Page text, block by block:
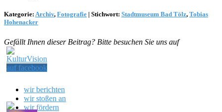
Kategorie: Archiv, Fotografie | Stichwort: Stadtmuseum Bad Tölz, Tobias
Hohenacker
Gefällt Ihnen dieser Beitrag? Bitte besuchen Sie uns auf
wir berichten
wir stoßen an
wir fördern